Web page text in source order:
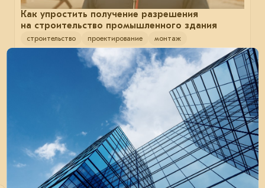
Как упростить получение разрешения
на строительство промышленного здания
строительство проектирование монтаж